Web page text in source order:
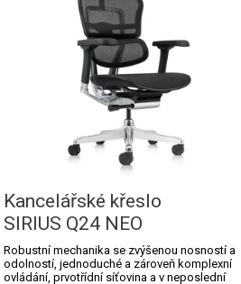
Kancelářské křeslo
SIRIUS Q24 NEO
Robustní mechanika se zvýšenou nosností a
odolností, jednoduché a zároveň komplexní
ovládání, prvotřídní síťovina a v neposlední